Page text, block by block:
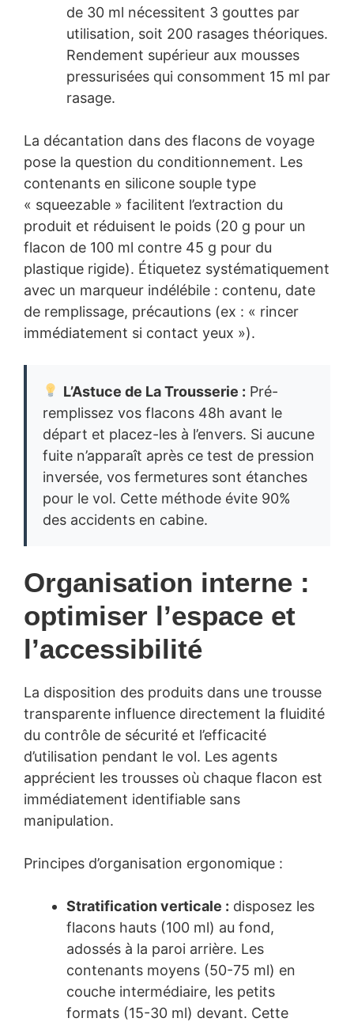
de 30 ml nécessitent 3 gouttes par
utilisation, soit 200 rasages théoriques.
Rendement supérieur aux mousses
pressurisées qui consomment 15 ml par
rasage.
La décantation dans des flacons de voyage
pose la question du conditionnement. Les
contenants en silicone souple type
« squeezable » facilitent l’extraction du
produit et réduisent le poids (20 g pour un
flacon de 100 ml contre 45 g pour du
plastique rigide). Étiquetez systématiquement
avec un marqueur indélébile : contenu, date
de remplissage, précautions (ex : « rincer
immédiatement si contact yeux »).
L’Astuce de La Trousserie : Pré-
remplissez vos flacons 48h avant le
départ et placez-les à l’envers. Si aucune
fuite n’apparaît après ce test de pression
inversée, vos fermetures sont étanches
pour le vol. Cette méthode évite 90%
des accidents en cabine.
Organisation interne :
optimiser l’espace et
l’accessibilité
La disposition des produits dans une trousse
transparente influence directement la fluidité
du contrôle de sécurité et l’efficacité
d’utilisation pendant le vol. Les agents
apprécient les trousses où chaque flacon est
immédiatement identifiable sans
manipulation.
Principes d’organisation ergonomique :
Stratification verticale : disposez les
flacons hauts (100 ml) au fond,
adossés à la paroi arrière. Les
contenants moyens (50-75 ml) en
couche intermédiaire, les petits
formats (15-30 ml) devant. Cette